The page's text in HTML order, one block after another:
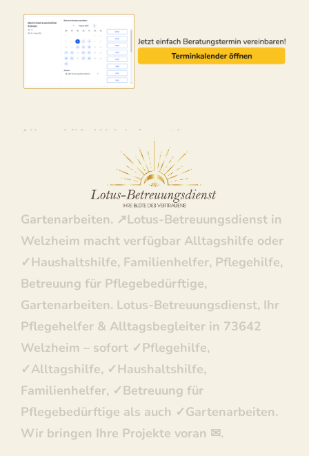
Alltagshilfe Welzheim – ↗️Lotus-
Betreuungsdienst: ✓Haushaltshilfe,
Familienhelfer, Betreuung für
Pflegebedürftige, Pflegehilfe,
Gartenarbeiten. ↗️Lotus-Betreuungsdienst in
Welzheim macht verfügbar Alltagshilfe oder
✓Haushaltshilfe, Familienhelfer, Pflegehilfe,
Betreuung für Pflegebedürftige,
Gartenarbeiten. Lotus-Betreuungsdienst, Ihr
Pflegehelfer & Alltagsbegleiter in 73642
Welzheim – sofort ✓Pflegehilfe,
✓Alltagshilfe, ✓Haushaltshilfe,
Familienhelfer, ✓Betreuung für
Pflegebedürftige als auch ✓Gartenarbeiten.
Wir bringen Ihre Projekte voran ✉.